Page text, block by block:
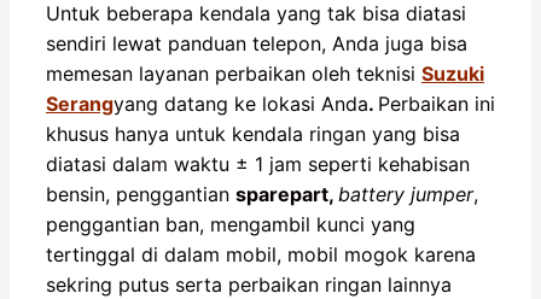
Untuk beberapa kendala yang tak bisa diatasi
sendiri lewat panduan telepon, Anda juga bisa
memesan layanan perbaikan oleh teknisi Suzuki
Serangyang datang ke lokasi Anda. Perbaikan ini
khusus hanya untuk kendala ringan yang bisa
diatasi dalam waktu ± 1 jam seperti kehabisan
bensin, penggantian sparepart, battery jumper,
penggantian ban, mengambil kunci yang
tertinggal di dalam mobil, mobil mogok karena
sekring putus serta perbaikan ringan lainnya